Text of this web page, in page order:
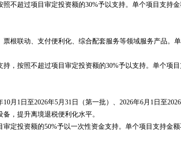
超过项目审定投资额的30%予以支持。单个项目支持金
联动、支付便利化、综合配套服务等领域服务产品。单
按照不超过项目审定投资额的30%予以支持。单个项目
1日至2026年5月31日（第一批）、2026年6月1日至2026
，提升离境退税便利化水平。
投资额的50%予以一次性资金支持。单个项目支持金额